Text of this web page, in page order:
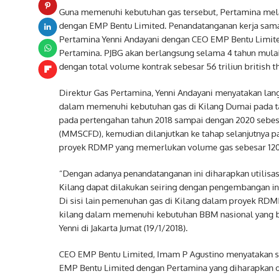
Guna memenuhi kebutuhan gas tersebut, Pertamina
dengan EMP Bentu Limited. Penandatanganan kerja
Pertamina Yenni Andayani dengan CEO EMP Bentu
Pertamina. PJBG akan berlangsung selama 4 tahun
dengan total volume kontrak sebesar 56 triliun british
Direktur Gas Pertamina, Yenni Andayani menyatakan
dalam memenuhi kebutuhan gas di Kilang Dumai
pada pertengahan tahun 2018 sampai dengan 2020
(MMSCFD), kemudian dilanjutkan ke tahap selanjutnya
proyek RDMP yang memerlukan volume gas sebesar
“Dengan adanya penandatanganan ini diharapkan
Kilang dapat dilakukan seiring dengan
Di sisi lain pemenuhan gas di Kilang dalam proyek
kilang dalam memenuhi kebutuhan BBM nasional yang
Yenni di Jakarta Jumat (19/1/2018).
CEO EMP Bentu Limited, Imam P Agustino
EMP Bentu Limited dengan Pertamina yang diharapkan